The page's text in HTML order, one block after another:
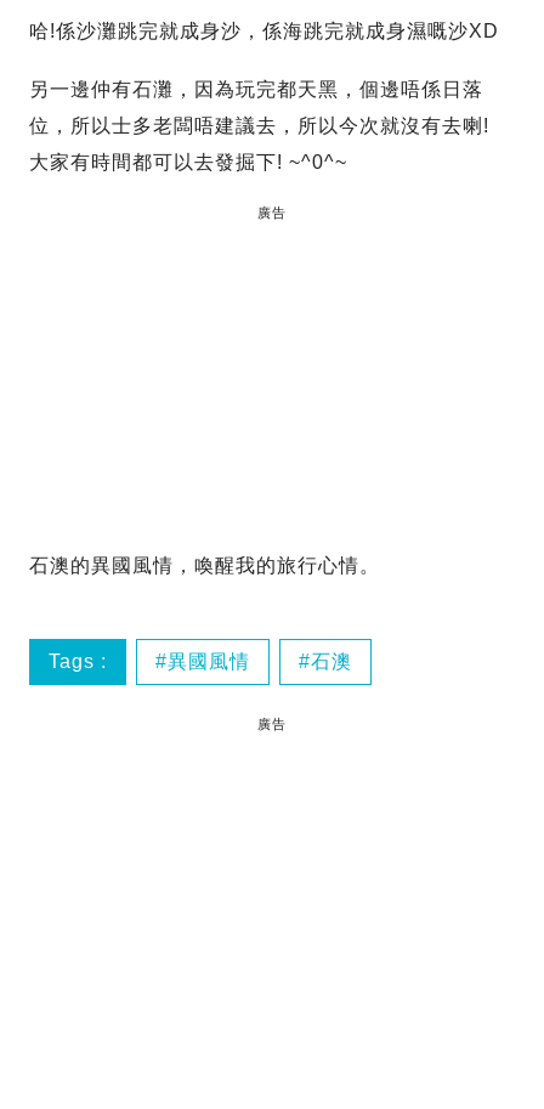
哈!係沙灘跳完就成身沙，係海跳完就成身濕嘅沙XD
另一邊仲有石灘，因為玩完都天黑，個邊唔係日落
位，所以士多老闆唔建議去，所以今次就沒有去喇!
大家有時間都可以去發掘下! ~^0^~
廣告
石澳的異國風情，喚醒我的旅行心情。
Tags : 異國風情 石澳
廣告